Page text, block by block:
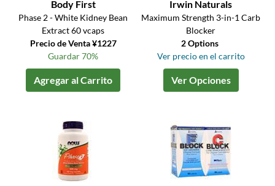
Body First
Phase 2 - White Kidney Bean
Extract 60 vcaps
Precio de Venta ¥1227
Guardar 70%
Agregar al Carrito
Irwin Naturals
Maximum Strength 3-in-1 Carb
Blocker
2 Options
Ver precio en el carrito
Ver Opciones